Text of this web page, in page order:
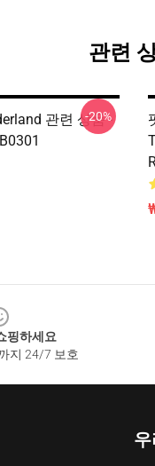
관련
관련 상품 -
-20%
핑하세요
지 24/7 보호